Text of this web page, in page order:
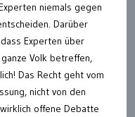
niemals gegen
Darüber
Experten über
Volk betreffen,
Das Recht geht vom
nicht von den
offene Debatte